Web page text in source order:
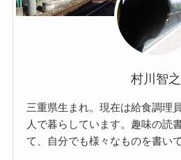
村川智之
三重県生まれ。現在は給食調理
人で暮らしています。趣味の読
て、自分でも様々なものを書い